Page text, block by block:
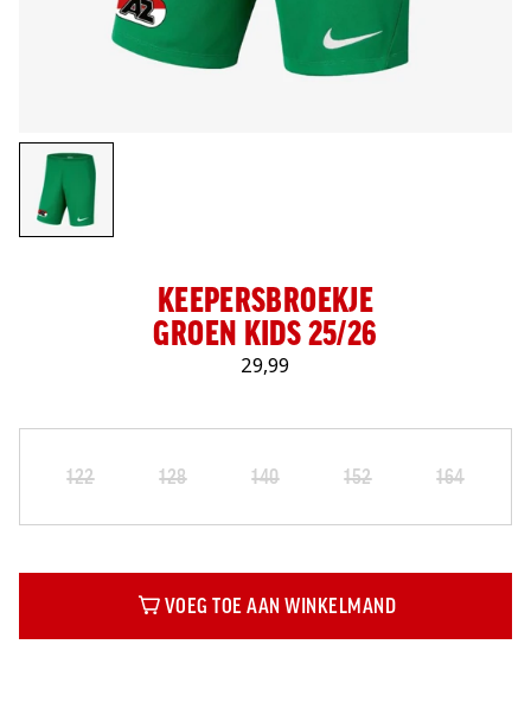
KEEPERSBROEKJE
GROEN KIDS 25/26
29,99
Maat
122 128 140 152 164
VOEG TOE AAN WINKELMAND